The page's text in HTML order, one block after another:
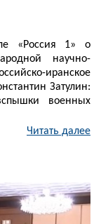
«Россия 1» о
научно-
иранское
Затулин:
военных
Читать далее